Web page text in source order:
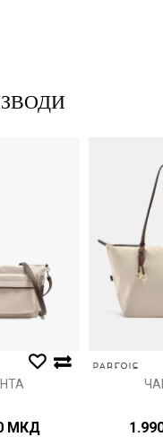
9 - 4 :
МКД